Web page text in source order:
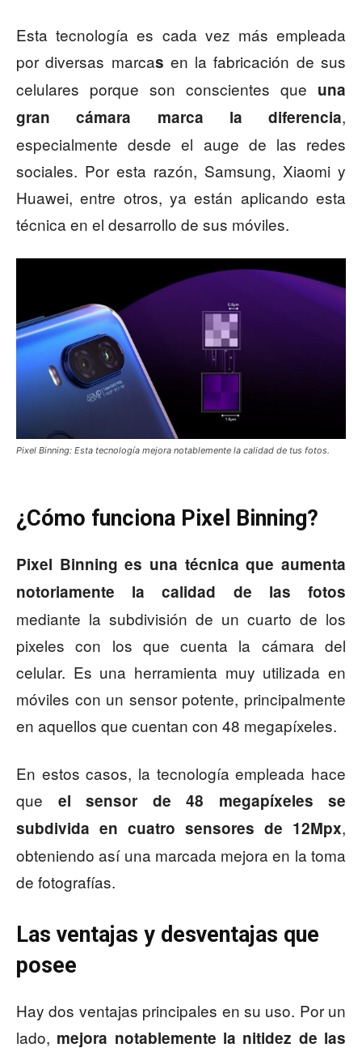
Esta tecnología es cada vez más empleada
por diversas marcas en la fabricación de sus
celulares porque son conscientes que una
gran cámara marca la diferencia,
especialmente desde el auge de las redes
sociales. Por esta razón, Samsung, Xiaomi y
Huawei, entre otros, ya están aplicando esta
técnica en el desarrollo de sus móviles.
Pixel Binning: Esta tecnología mejora notablemente la calidad de tus fotos.
¿Cómo funciona Pixel Binning?
Pixel Binning es una técnica que aumenta
notoriamente la calidad de las fotos
mediante la subdivisión de un cuarto de los
pixeles con los que cuenta la cámara del
celular. Es una herramienta muy utilizada en
móviles con un sensor potente, principalmente
en aquellos que cuentan con 48 megapíxeles.
En estos casos, la tecnología empleada hace
que el sensor de 48 megapíxeles se
subdivida en cuatro sensores de 12Mpx,
obteniendo así una marcada mejora en la toma
de fotografías.
Las ventajas y desventajas que
posee
Hay dos ventajas principales en su uso. Por un
lado, mejora notablemente la nitidez de las